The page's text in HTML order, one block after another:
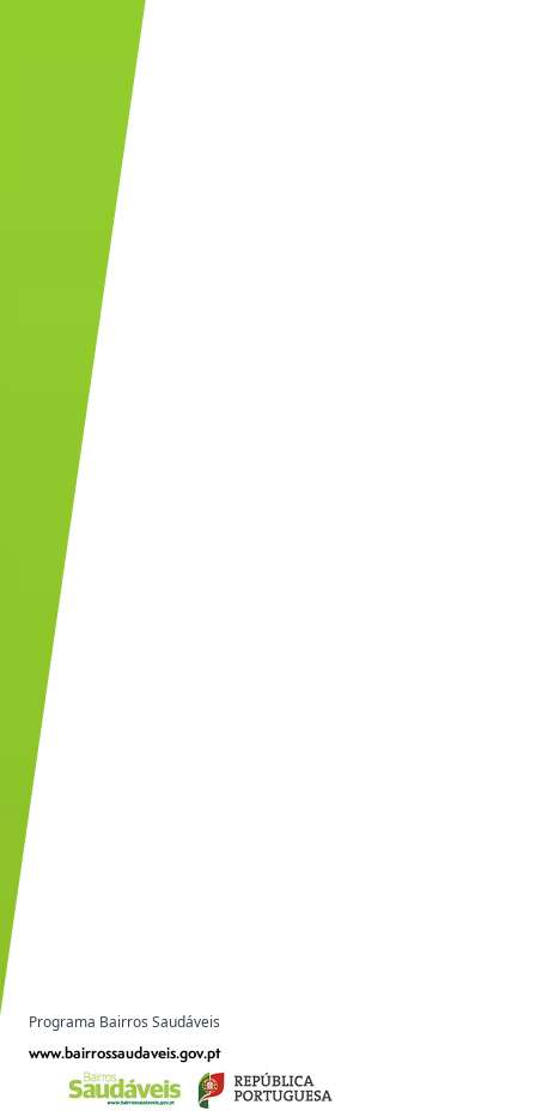
Programa Bairros Saudáveis
www.bairrossaudaveis.gov.pt